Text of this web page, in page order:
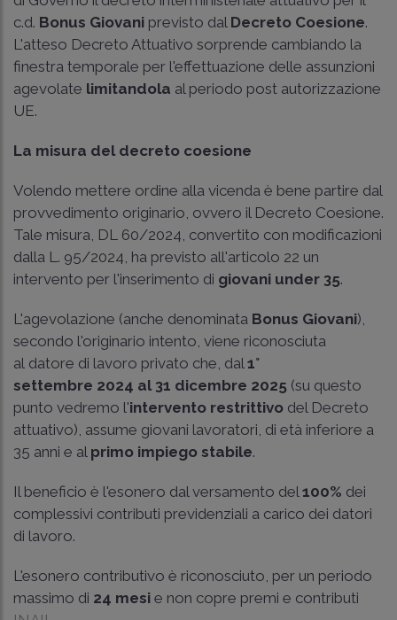
c.d. Bonus Giovani previsto dal Decreto Coesione.
L'atteso Decreto Attuativo sorprende cambiando la
finestra temporale per l'effettuazione delle assunzioni
agevolate limitandola al periodo post autorizzazione
UE.
La misura del decreto coesione
Volendo mettere ordine alla vicenda è bene partire dal
provvedimento originario, ovvero il Decreto Coesione.
Tale misura, DL 60/2024, convertito con modificazioni
dalla L. 95/2024, ha previsto all'articolo 22 un
intervento per l'inserimento di giovani under 35.
L'agevolazione (anche denominata Bonus Giovani),
secondo l'originario intento, viene riconosciuta
al datore di lavoro privato che, dal1°
settembre 2024 al 31 dicembre 2025 (su questo
punto vedremo l'intervento restrittivo del Decreto
attuativo), assume giovani lavoratori, di età inferiore a
35 anni e al primo impiego stabile.
Il beneficio è l'esonero dal versamento del100% dei
complessivi contributi previdenziali a carico dei datori
di lavoro.
L'esonero contributivo è riconosciuto, per un periodo
massimo di 24 mesi e non copre premi e contributi